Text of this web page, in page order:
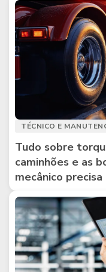
TÉCNICO E
Tudo sobre
caminhões e as
mecânico